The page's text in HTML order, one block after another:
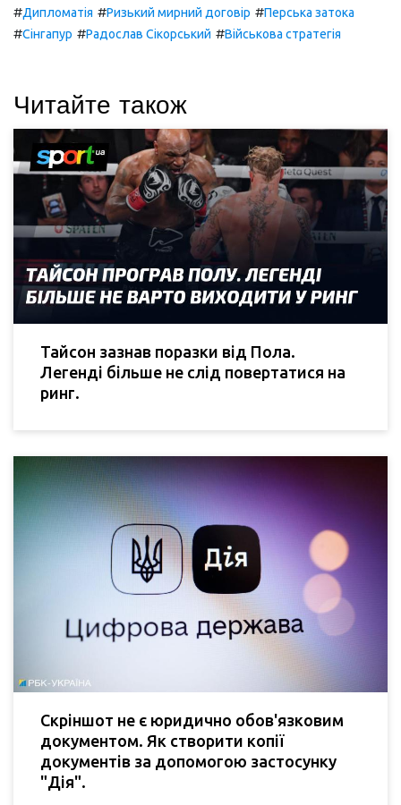
#Дипломатія #Ризький мирний договір #Перська затока
#Сінгапур #Радослав Сікорський #Військова стратегія
Читайте також
Тайсон зазнав поразки від Пола.
Легенді більше не слід повертатися на
ринг.
Скріншот не є юридично обов'язковим
документом. Як створити копії
документів за допомогою застосунку
"Дія".